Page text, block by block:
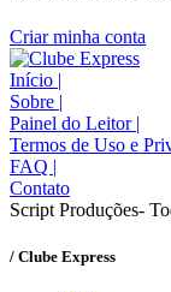
Criar minha conta
Início |
Sobre |
Painel do Leitor |
Termos de Uso e
FAQ |
Contato
Script Produções-
/ Clube Express